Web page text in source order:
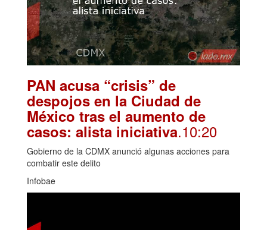
PAN acusa “crisis” de
despojos en la Ciudad de
México tras el aumento de
casos: alista iniciativa.10:20
Gobierno de la CDMX anunció algunas acciones para
combatir este delito
Infobae